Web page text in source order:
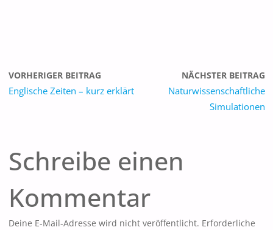
VORHERIGER BEITRAG
Englische Zeiten – kurz erklärt
NÄCHSTER BEITRAG
Naturwissenschaftliche
Simulationen
Schreibe einen
Kommentar
Deine E-Mail-Adresse wird nicht veröffentlicht. Erforderliche